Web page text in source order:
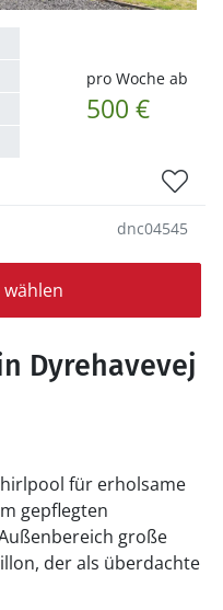
pro Woche ab
500 €
dnc04545
wählen
Dyrehavevej
für erholsame
gepflegten
große
der als überdachte